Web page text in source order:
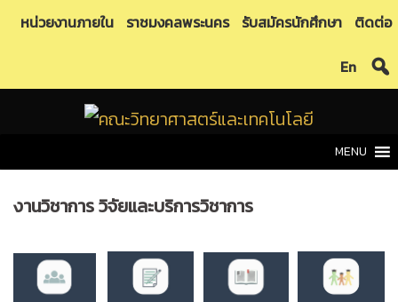
Skipหน่วยงานภายใน ราชมงคลพระนคร รับสมัครนักศึกษา ติดต่อ
En
MENU
งานวิชาการ วิจัยและบริการวิชาการ